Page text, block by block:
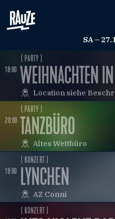
SA –
18:00
( PARTY )
WEIHNACHTEN
Location siehe
20:00
( PARTY )
TANZBÜRO
Altes Wettbüro
19:00
( KONZERT )
LYNCHEN
AZ Conni
( KONZERT )